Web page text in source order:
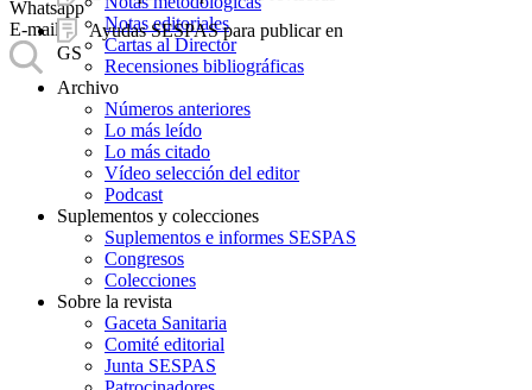
Ayudas SESPAS para publicar en
GS
Whatsapp
E-mail
Notas editoriales
Cartas al Director
Recensiones bibliográficas
Archivo
Números anteriores
Lo más leído
Lo más citado
Vídeo selección del editor
Podcast
Suplementos y colecciones
Suplementos e informes SESPAS
Congresos
Colecciones
Sobre la revista
Gaceta Sanitaria
Comité editorial
Junta SESPAS